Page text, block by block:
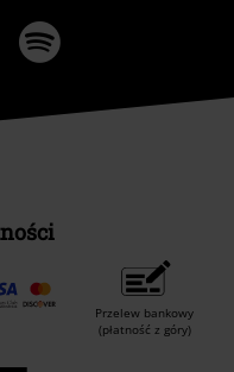
Przelew bankowy
(płatność z góry)